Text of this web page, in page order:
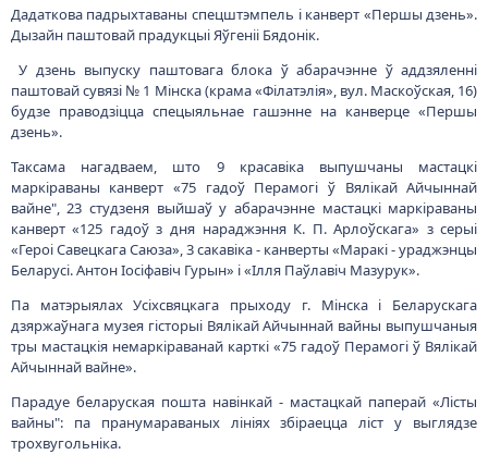
Дадаткова падрыхтаваны спецштэмпель і канверт «Першы дзень».
Дызайн паштовай прадукцыі Яўгеніі Бядонік.
У дзень выпуску паштовага блока ў абарачэнне ў аддзяленні
паштовай сувязі № 1 Мінска (крама «Філатэлія», вул. Маскоўская, 16)
будзе праводзіцца спецыяльнае гашэнне на канверце «Першы
дзень».
Таксама нагадваем, што 9 красавіка выпушчаны мастацкі
маркіраваны канверт «75 гадоў Перамогі ў Вялікай Айчыннай
вайне", 23 студзеня выйшаў у абарачэнне мастацкі маркіраваны
канверт «125 гадоў з дня нараджэння К. П. Арлоўскага» з серыі
«Героі Савецкага Саюза», 3 сакавіка - канверты «Маракі - ураджэнцы
Беларусі. Антон Іосіфавіч Гурын» і «Ілля Паўлавіч Мазурук».
Па матэрыялах Усіхсвяцкага прыходу г. Мінска і Беларускага
дзяржаўнага музея гісторыі Вялікай Айчыннай вайны выпушчаныя
тры мастацкія немаркіраванай карткі «75 гадоў Перамогі ў Вялікай
Айчыннай вайне».
Парадуе беларуская пошта навінкай - мастацкай паперай «Лісты
вайны": па пранумараваных лініях збіраецца ліст у выглядзе
трохвугольніка.